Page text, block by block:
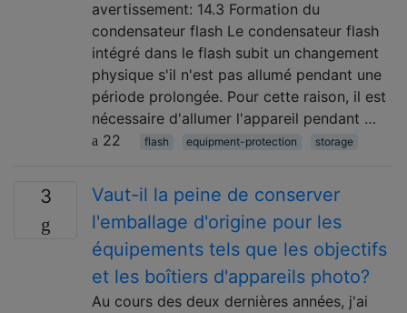
avertissement: 14.3 Formation du
condensateur flash Le condensateur flash
intégré dans le flash subit un changement
physique s'il n'est pas allumé pendant une
période prolongée. Pour cette raison, il est
nécessaire d'allumer l'appareil pendant …
22
flash equipment-protection storage
3
Vaut-il la peine de conserver
l'emballage d'origine pour les
équipements tels que les objectifs
et les boîtiers d'appareils photo?
Au cours des deux dernières années, j'ai